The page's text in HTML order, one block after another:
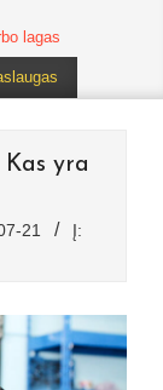
lagas
yra
21
Į: